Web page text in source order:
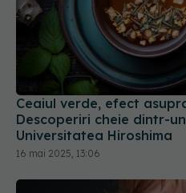
Ceaiul verde, efect
Descoperiri cheie dintr-
Universitatea Hiroshima
16 mai 2025, 13:06